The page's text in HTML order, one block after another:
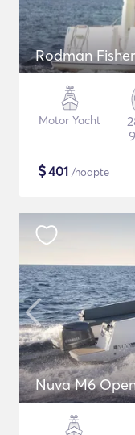
Rodman
Motor Yacht
$401 /noapte
Nuva M6